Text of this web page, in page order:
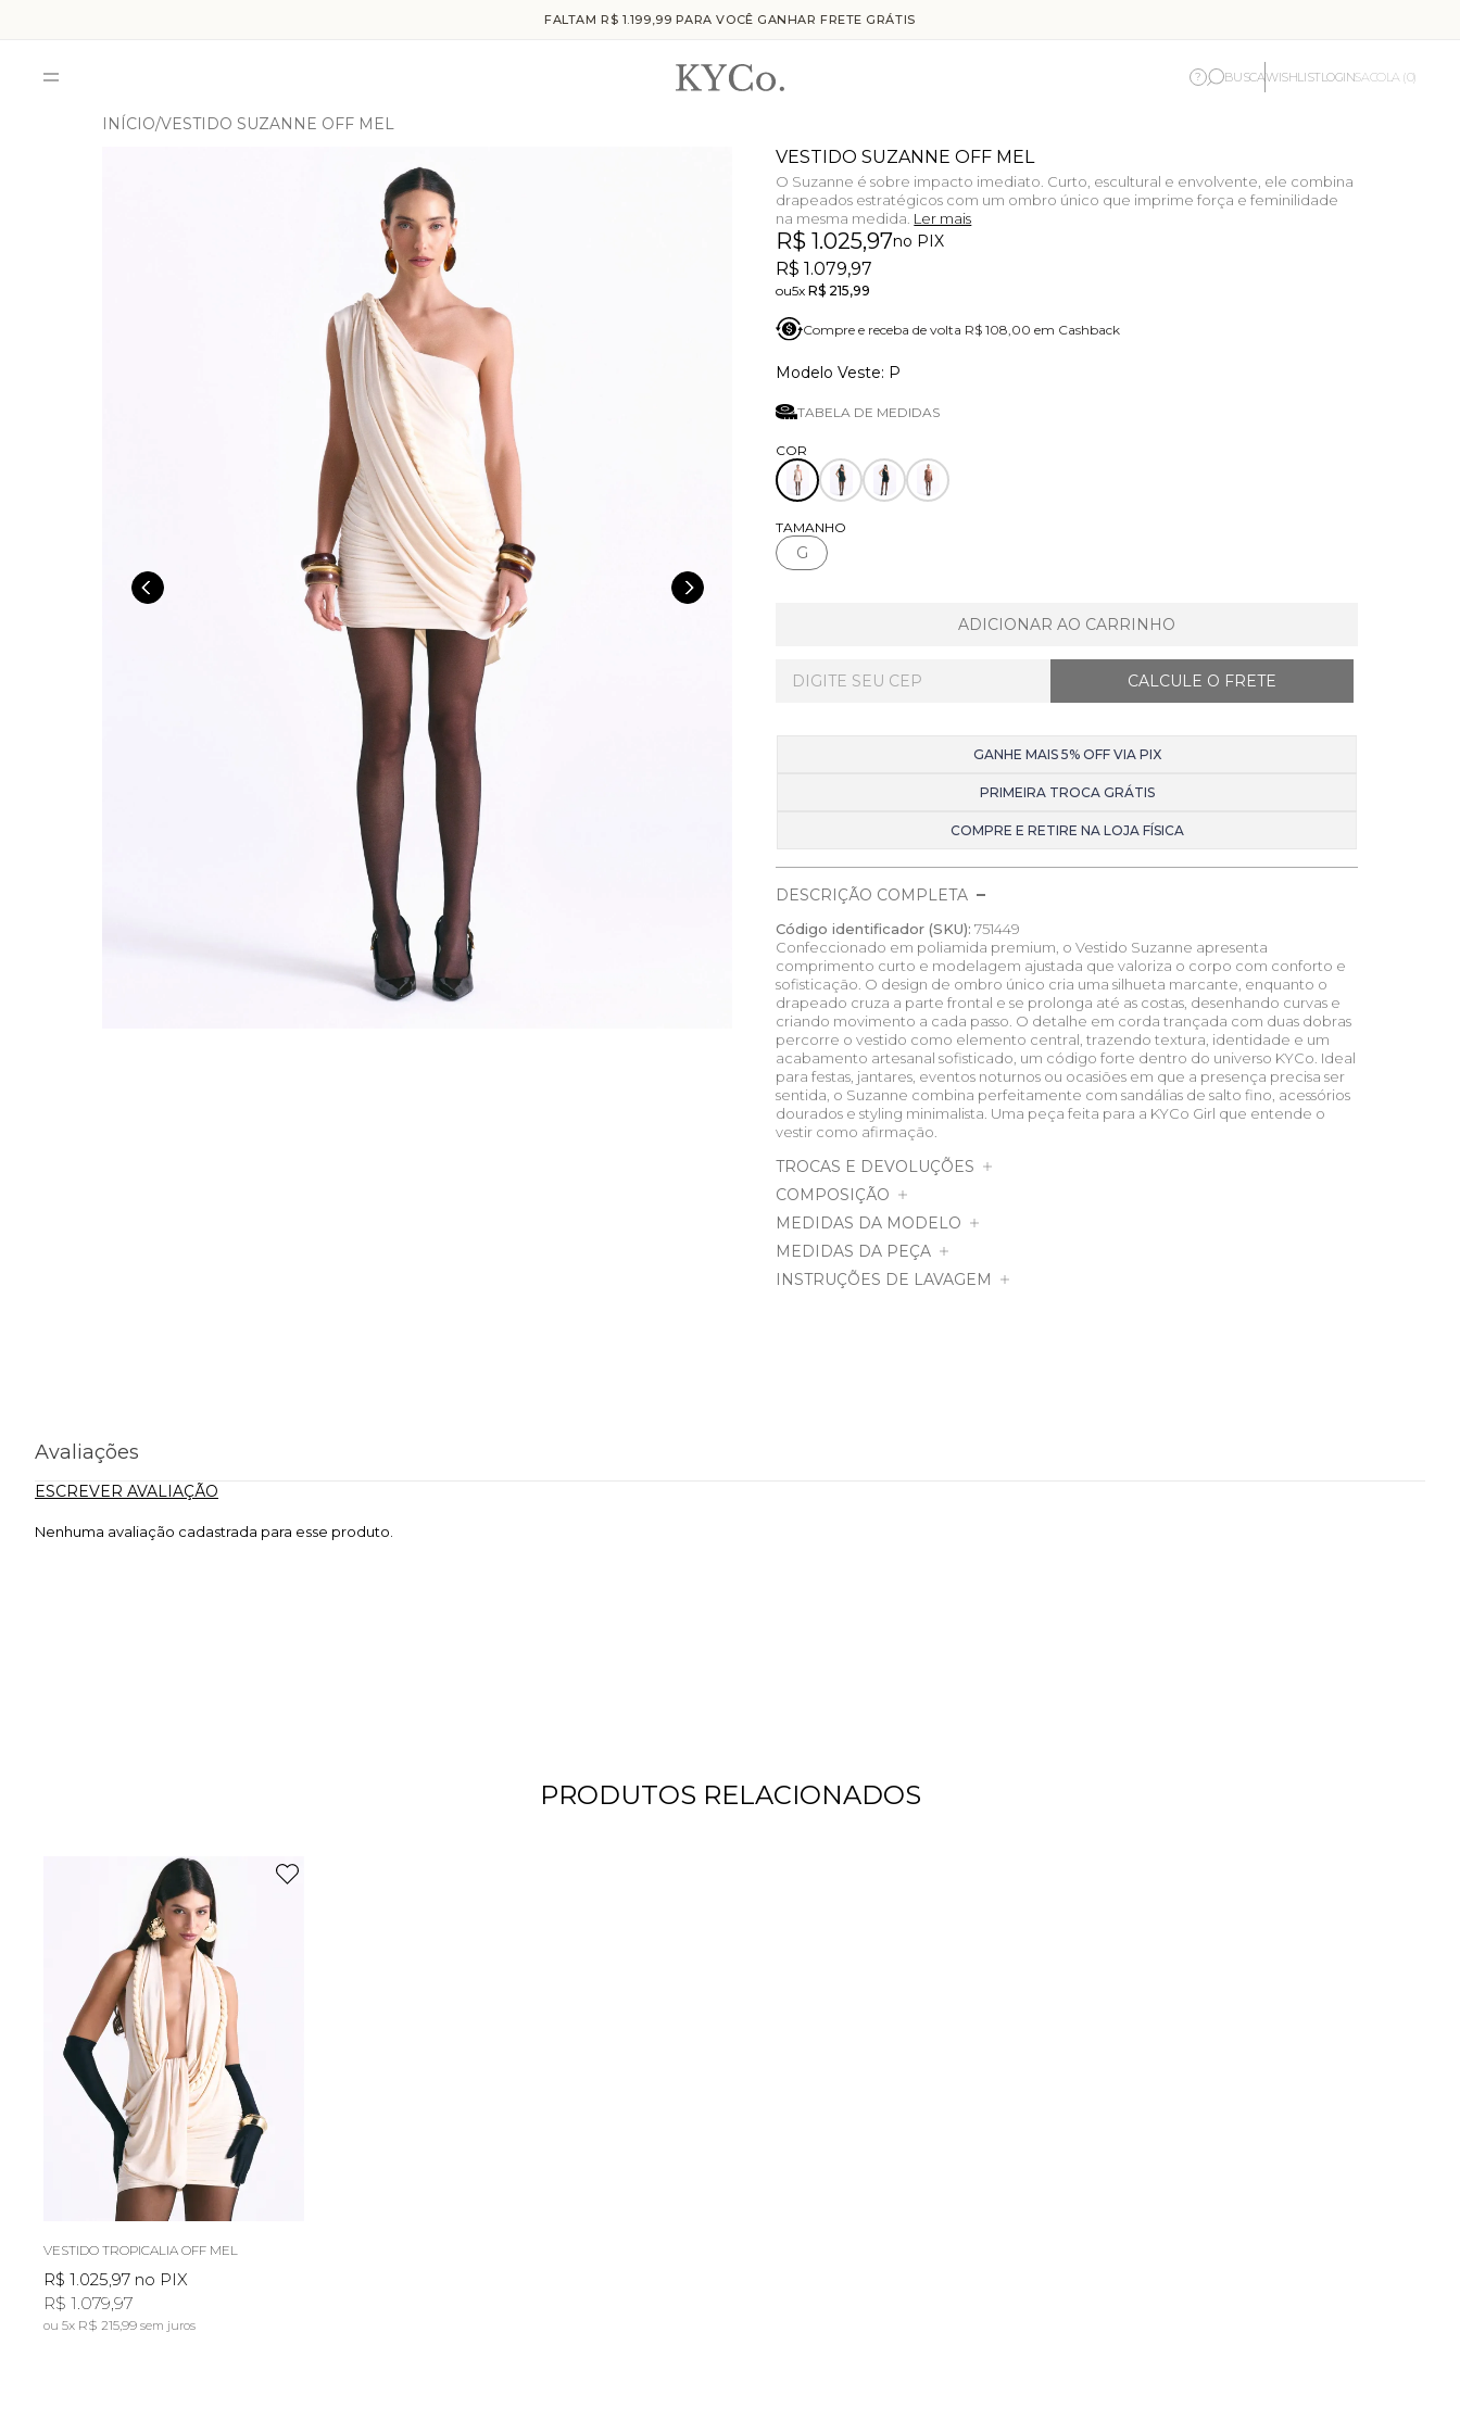
FALTAM R$ 1.199,99 PARA VOCÊ GANHAR FRETE GRÁTIS
? BUSCAWISHLISTLOGINSACOLA (0)
INÍCIO VESTIDO SUZANNE OFF MEL
VESTIDO SUZANNE OFF MEL
O Suzanne é sobre impacto imediato. Curto, escultural e envolvente, ele combina
drapeados estratégicos com um ombro único que imprime força e feminilidade
na mesma medida. Ler mais
R$ 1.025,97no PIX
R$ 1.079,97
5xR$ 215,99
Compre e receba de volta R$ 108,00 em Cashback
P
TABELA DE MEDIDAS
TAMANHO
G
ADICIONAR AO CARRINHO
GANHE MAIS 5% OFF VIA PIX
PRIMEIRA TROCA GRÁTIS
COMPRE E RETIRE NA LOJA FÍSICA
DESCRIÇÃO COMPLETA
Código identificador (SKU): 751449
Confeccionado em poliamida premium, o Vestido Suzanne apresenta
comprimento curto e modelagem ajustada que valoriza o corpo com conforto e
sofisticação. O design de ombro único cria uma silhueta marcante, enquanto o
drapeado cruza a parte frontal e se prolonga até as costas, desenhando curvas e
criando movimento a cada passo. O detalhe em corda trançada com duas dobras
percorre o vestido como elemento central, trazendo textura, identidade e um
acabamento artesanal sofisticado, um código forte dentro do universo KYCo. Ideal
para festas, jantares, eventos noturnos ou ocasiões em que a presença precisa ser
sentida, o Suzanne combina perfeitamente com sandálias de salto fino, acessórios
dourados e styling minimalista. Uma peça feita para a KYCo Girl que entende o
vestir como afirmação.
TROCAS E DEVOLUÇÕES
MEDIDAS DA MODELO
MEDIDAS DA PEÇA
COMPOSIÇÃO
INSTRUÇÕES DE LAVAGEM
Avaliações
ESCREVER AVALIAÇÃO
Nenhuma avaliação cadastrada para esse produto.
PRODUTOS RELACIONADOS
VESTIDO TROPICALIA OFF MEL
R$ 1.025,97 no PIX
R$ 1.079,97
5x R$ 215,99 sem juros